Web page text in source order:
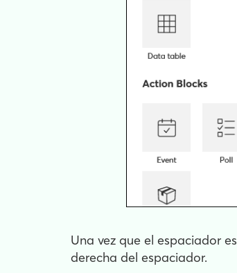
Una vez que el espaciador
derecha del espaciador.